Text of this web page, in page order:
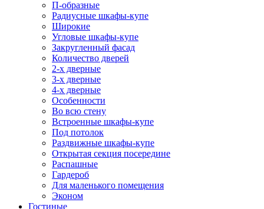
П-образные
Радиусные шкафы-купе
Широкие
Угловые шкафы-купе
Закругленный фасад
Количество дверей
2-х дверные
3-х дверные
4-х дверные
Особенности
Во всю стену
Встроенные шкафы-купе
Под потолок
Раздвижные шкафы-купе
Открытая секция посередине
Распашные
Гардероб
Для маленького помещения
Эконом
Гостиные